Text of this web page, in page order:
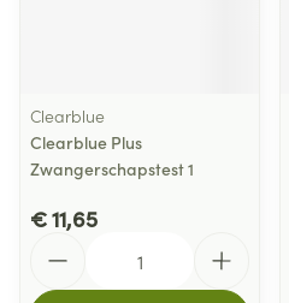
Clearblue
Clearblue Plus
Zwangerschapstest 1
€ 11,65